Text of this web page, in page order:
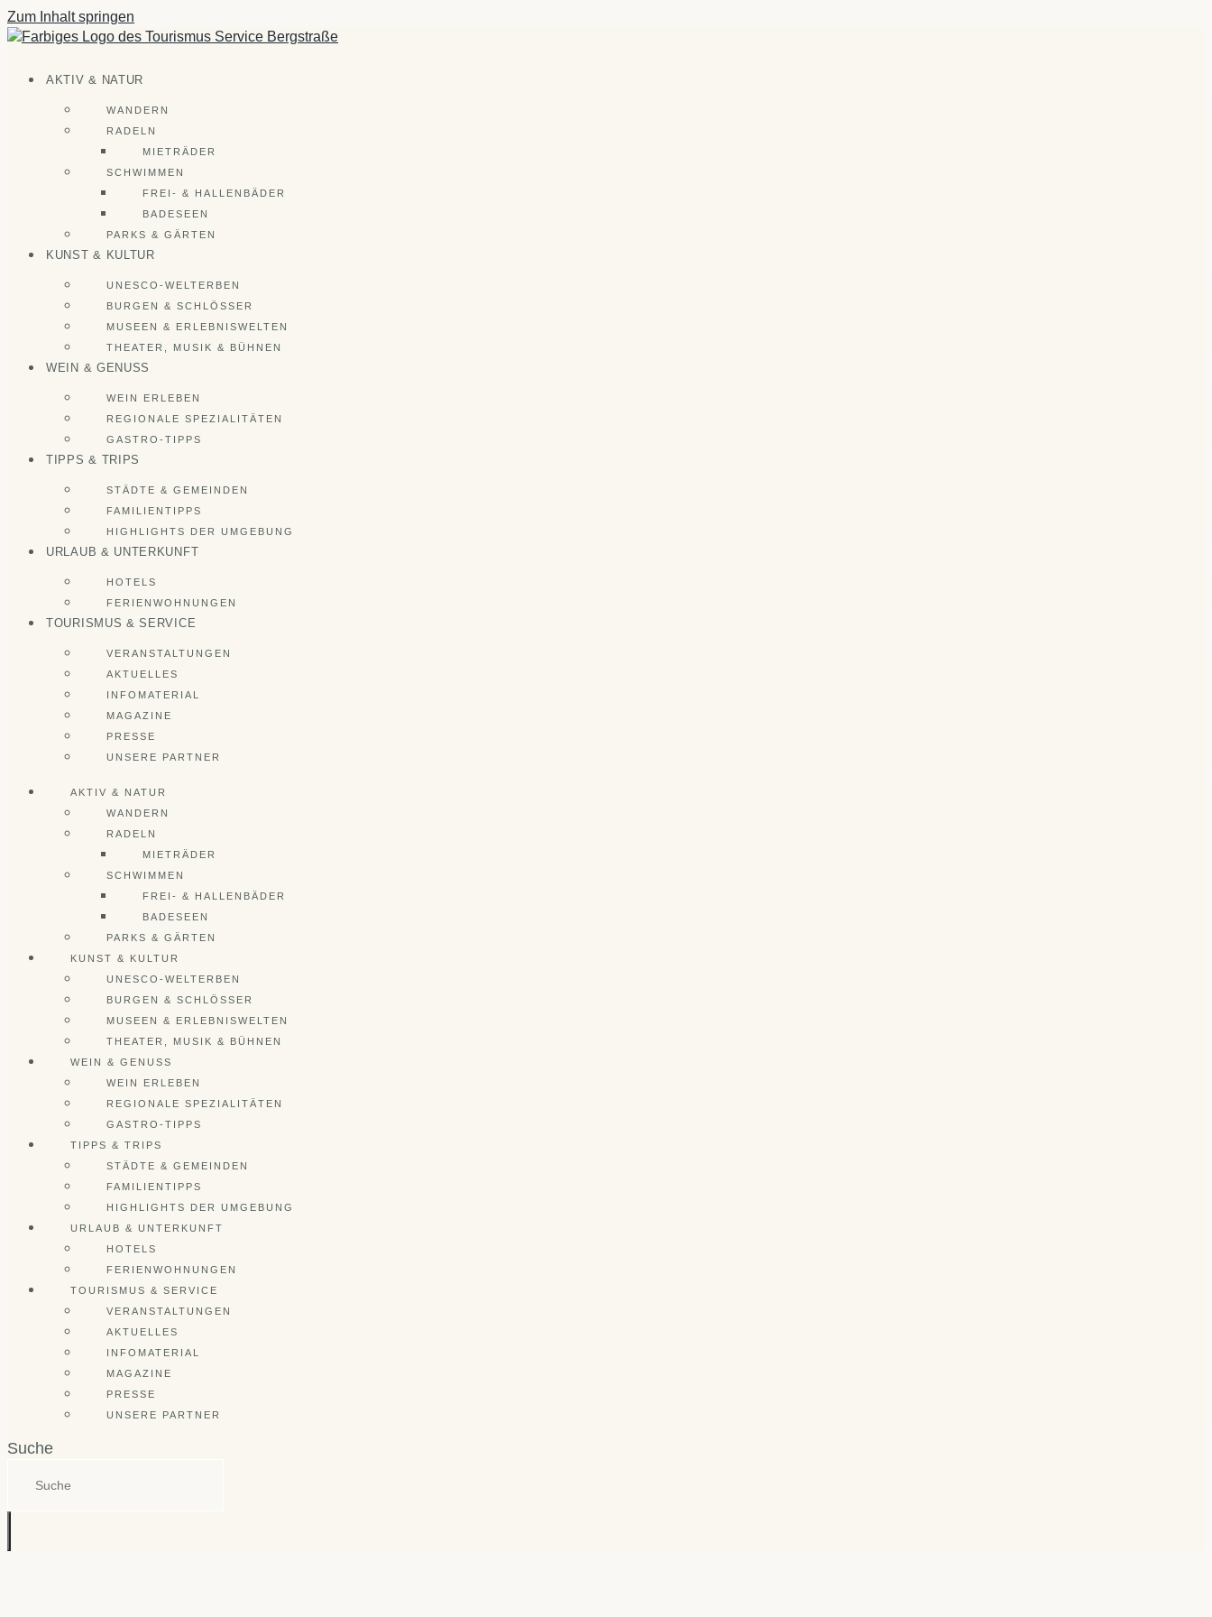
Zum Inhalt springen
AKTIV & NATUR
WANDERN
RADELN
MIETRÄDER
SCHWIMMEN
FREI- & HALLENBÄDER
BADESEEN
PARKS & GÄRTEN
KUNST & KULTUR
UNESCO-WELTERBEN
BURGEN & SCHLÖSSER
MUSEEN & ERLEBNISWELTEN
THEATER, MUSIK & BÜHNEN
WEIN & GENUSS
WEIN ERLEBEN
REGIONALE SPEZIALITÄTEN
GASTRO-TIPPS
TIPPS & TRIPS
STÄDTE & GEMEINDEN
FAMILIENTIPPS
HIGHLIGHTS DER UMGEBUNG
URLAUB & UNTERKUNFT
HOTELS
FERIENWOHNUNGEN
TOURISMUS & SERVICE
VERANSTALTUNGEN
AKTUELLES
INFOMATERIAL
MAGAZINE
PRESSE
UNSERE PARTNER
AKTIV & NATUR
WANDERN
RADELN
MIETRÄDER
SCHWIMMEN
FREI- & HALLENBÄDER
BADESEEN
PARKS & GÄRTEN
KUNST & KULTUR
UNESCO-WELTERBEN
BURGEN & SCHLÖSSER
MUSEEN & ERLEBNISWELTEN
THEATER, MUSIK & BÜHNEN
WEIN & GENUSS
WEIN ERLEBEN
REGIONALE SPEZIALITÄTEN
GASTRO-TIPPS
TIPPS & TRIPS
STÄDTE & GEMEINDEN
FAMILIENTIPPS
HIGHLIGHTS DER UMGEBUNG
URLAUB & UNTERKUNFT
HOTELS
FERIENWOHNUNGEN
TOURISMUS & SERVICE
VERANSTALTUNGEN
AKTUELLES
INFOMATERIAL
MAGAZINE
PRESSE
UNSERE PARTNER
Suche